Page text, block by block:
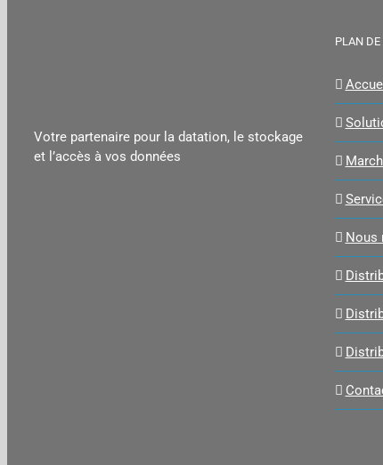
Votre partenaire pour la datation, le stockage
et l’accès à vos données
PLAN DE
Nous